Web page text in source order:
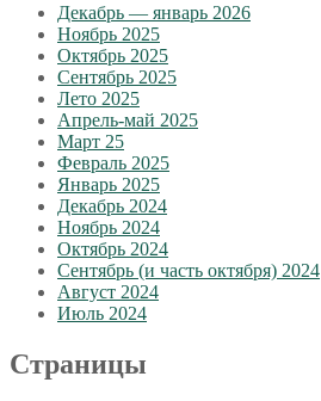
Декабрь — январь 2026
Ноябрь 2025
Октябрь 2025
Сентябрь 2025
Лето 2025
Апрель-май 2025
Март 25
Февраль 2025
Январь 2025
Декабрь 2024
Ноябрь 2024
Октябрь 2024
Сентябрь (и часть октября) 2024
Август 2024
Июль 2024
Страницы